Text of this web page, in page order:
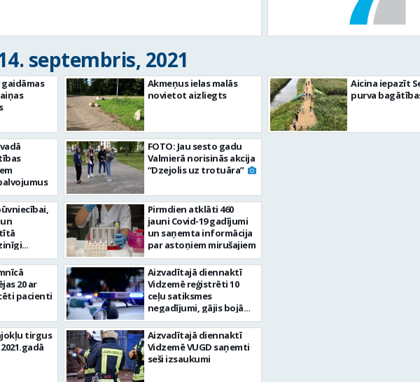
septembris, 2021
20 ar
pacienti
tirgus
Akmeņus ielas malās
novietot aizliegts
FOTO: Jau sesto gadu
Valmierā norisinās akcija
“Dzejolis uz trotuāra”
Pirmdien atklāti 460
jauni Covid-19 gadījumi
un saņemta informācija
par astoņiem mirušajiem
Aizvadītajā diennaktī
Vidzemē reģistrēti 10
ceļu satiksmes
negadījumi, gājis bojā
velosipēda vadītājs
Aizvadītajā diennaktī
Vidzemē VUGD saņemti
seši izsaukumi
Aicina iepazīt
purva